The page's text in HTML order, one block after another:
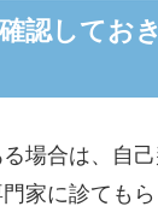
認してお
場合は、自
家に診ても